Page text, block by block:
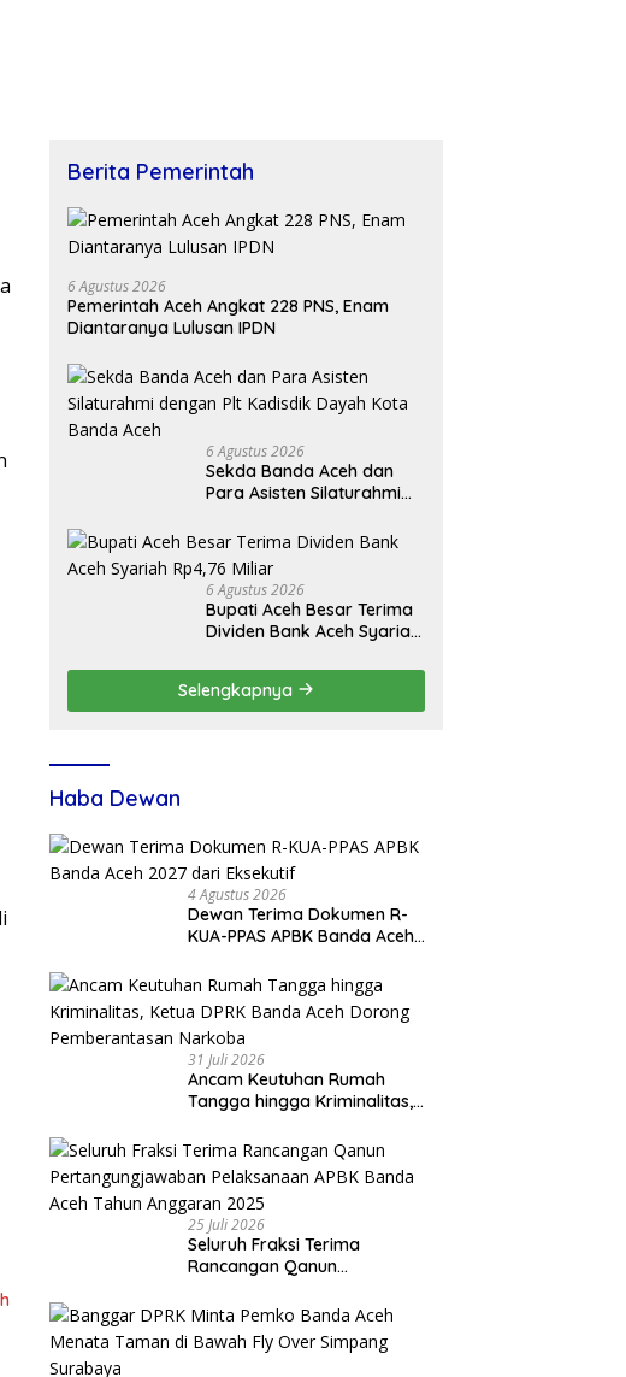
Berita Pemerintah
6 Agustus 2026
Pemerintah Aceh Angkat 228 PNS, Enam
Diantaranya Lulusan IPDN
6 Agustus 2026
Sekda Banda Aceh dan
Para Asisten Silaturahmi
Kota Banda Aceh
6 Agustus 2026
Bupati Aceh Besar Terima
Dividen Bank Aceh Syariah
Selengkapnya
Haba Dewan
4 Agustus 2026
Dewan Terima Dokumen R-
KUA-PPAS APBK Banda Aceh
31 Juli 2026
Ancam Keutuhan Rumah
Tangga hingga Kriminalitas,
Dorong Pemberantasan
Narkoba
25 Juli 2026
Seluruh Fraksi Terima
Rancangan Qanun
Pelaksanaan APBK Banda Aceh
Tahun Anggaran 2025